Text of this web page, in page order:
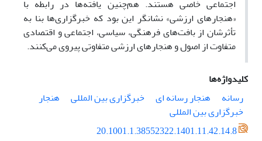
اجتماعی خاصی هستند. هم‌چنین یافته‌ها در رابطه با
«هنجارهای ارزشی» نشانگر این بود که خبرگزاری‌ها بنا به
تأثرشان از بافت‌های فرهنگی، سیاسی، اجتماعی و اقتصادی
متفاوت از اصول و هنجارهای ارزشی متفاوتی پیروی می‌کنند.
کلیدواژه‌ها
رسانه
هنجار رسانه ای خبرگزاری بین المللی
هنجار
خبرگزاری بین المللی
20.1001.1.38552322.1401.11.42.14.8